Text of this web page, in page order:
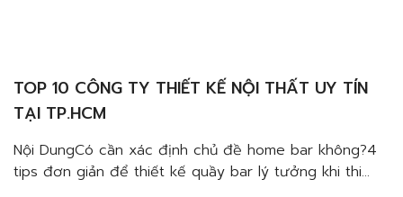
TOP 10 CÔNG TY THIẾT KẾ NỘI THẤT UY TÍN
TẠI TP.HCM
Nội DungCó cần xác định chủ đề home bar không?4
tips đơn giản để thiết kế quầy bar lý tưởng khi thi